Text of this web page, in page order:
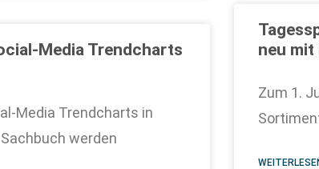
Media Trendcharts
Media Trendcharts in
werden
neu
Zum 1.